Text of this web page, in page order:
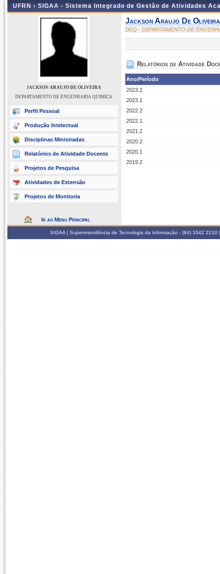
UFRN › SIGAA - Sistema Integrado de Gestão de Atividades
JACKSON ARAUJO DE OLIVEIRA
DEPARTAMENTO DE ENGENHARIA QUIMICA
Perfil Pessoal
Produção Intelectual
Disciplinas Ministradas
Relatórios de Atividade Docente
Projetos de Pesquisa
Atividades de Extensão
Projetos de Monitoria
Ir ao Menu Principal
Jackson Araujo De Oliveira
DEQ - DEPARTAMENTO DE
Relatórios de Atividade
Ano/Período
2023.2
2023.1
2022.2
2022.1
2021.2
2020.2
2020.1
2019.2
SIGAA | Superintendência de Tecnologia da Informação - (84) 3342